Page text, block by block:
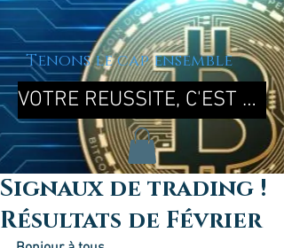
Tenons le cap ensemble
VOTRE REUSSITE, C'EST MA REUSSITE !
Signaux de trading !
Résultats de Février